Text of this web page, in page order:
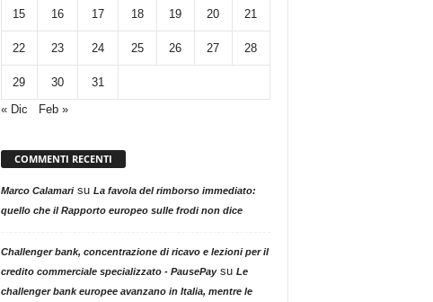
15 16 17 18 19 20 21
22 23 24 25 26 27 28
29 30
31
« Dic
Feb »
COMMENTI RECENTI
Marco Calamarisu La favola del rimborso immediato:
quello che il Rapporto europeo sulle frodi non dice
Challenger bank, concentrazione di ricavo e lezioni per il
credito commerciale specializzato - PausePaysu Le
challenger bank europee avanzano in Italia, mentre le